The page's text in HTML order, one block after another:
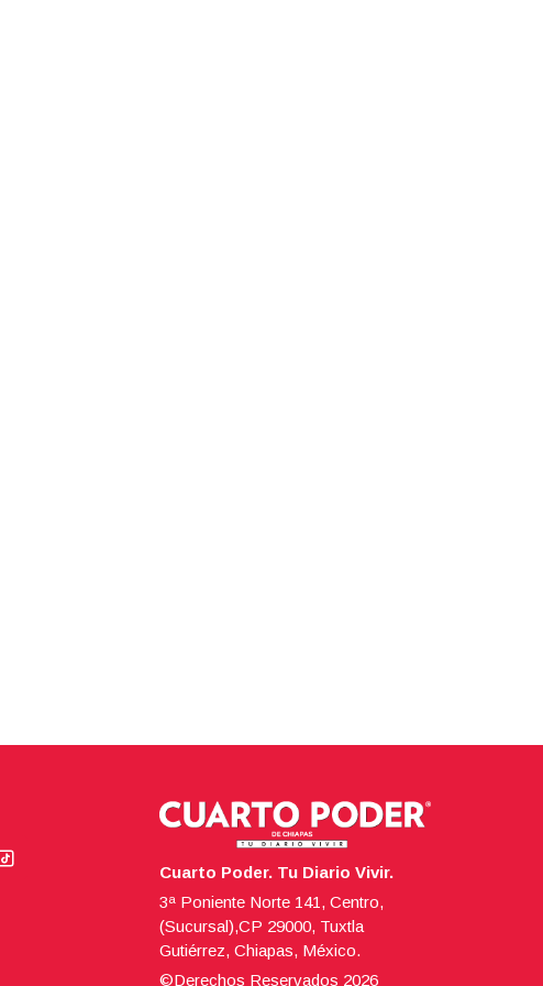
Cuarto Poder. Tu Diario Vivir.
3ª Poniente Norte 141, Centro,
(Sucursal),CP 29000, Tuxtla
Gutiérrez, Chiapas, México.
©Derechos Reservados 2026